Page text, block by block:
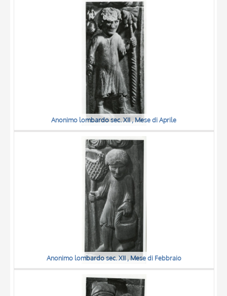
Anonimo lombardo sec. XII , Mese di Aprile
Anonimo lombardo sec. XII , Mese di Febbraio